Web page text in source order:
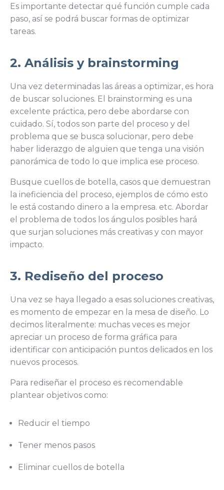
Es importante detectar qué función cumple cada
paso, así se podrá buscar formas de optimizar
tareas.
2. Análisis y brainstorming
Una vez determinadas las áreas a optimizar, es hora
de buscar soluciones. El brainstorming es una
excelente práctica, pero debe abordarse con
cuidado. Sí, todos son parte del proceso y del
problema que se busca solucionar, pero debe
haber liderazgo de alguien que tenga una visión
panorámica de todo lo que implica ese proceso.
Busque cuellos de botella, casos que demuestran
la ineficiencia del proceso, ejemplos de cómo esto
le está costando dinero a la empresa. etc. Abordar
el problema de todos los ángulos posibles hará
que surjan soluciones más creativas y con mayor
impacto.
3. Rediseño del proceso
Una vez se haya llegado a esas soluciones creativas,
es momento de empezar en la mesa de diseño. Lo
decimos literalmente: muchas veces es mejor
apreciar un proceso de forma gráfica para
identificar con anticipación puntos delicados en los
nuevos procesos.
Para rediseñar el proceso es recomendable
plantear objetivos como:
Reducir el tiempo
Tener menos pasos
Eliminar cuellos de botella